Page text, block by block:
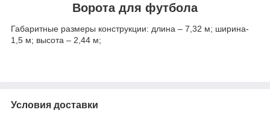
Ворота для футбола
Габаритные размеры конструкции: длина – 7,32 м; ширина-
1,5 м; высота – 2,44 м;
Условия доставки